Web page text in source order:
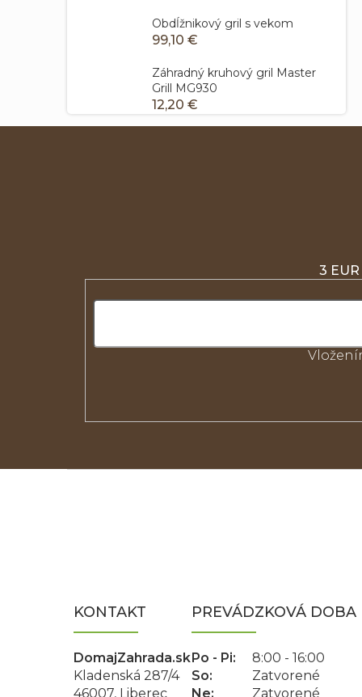
Obdĺžnikový gril s vekom
99,10 €
Záhradný kruhový gril Master
Grill MG930
12,20 €
3
KONTAKT
DomajZahrada.sk
Kladenská 287/4
46007, Liberec
PREVÁDZKOVÁ DOBA
Po - Pi:
8:00 - 16:00
So:
Zatvorené
Ne:
Zatvorené